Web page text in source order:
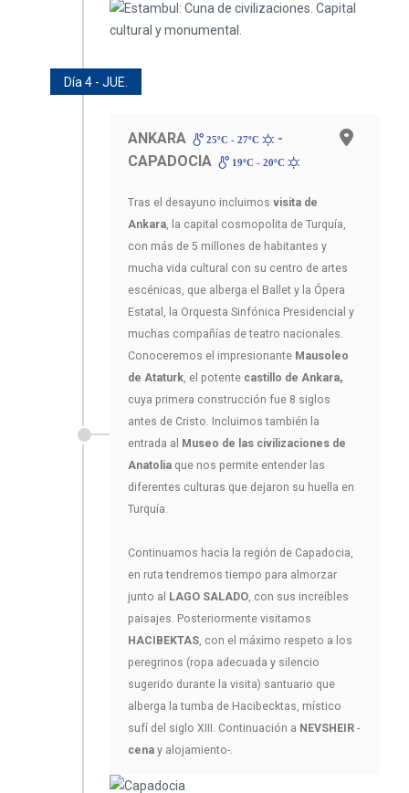
Día 4 - JUE.
ANKARA 25ºC - 27ºC
-
CAPADOCIA
19ºC - 20ºC
Tras el desayuno incluimos visita de
Ankara, la capital cosmopolita de Turquía,
con más de 5 millones de habitantes y
mucha vida cultural con su centro de artes
escénicas, que alberga el Ballet y la Ópera
Estatal, la Orquesta Sinfónica Presidencial y
muchas compañías de teatro nacionales.
Conoceremos el impresionante Mausoleo
de Ataturk, el potente castillo de Ankara,
cuya primera construcción fue 8 siglos
antes de Cristo. Incluimos también la
entrada al
Museo de las civilizaciones de
Anatolia que nos permite entender las
diferentes culturas que dejaron su huella en
Turquía.
Continuamos hacia la región de Capadocia,
en ruta tendremos tiempo para almorzar
junto al
LAGO SALADO, con sus increíbles
paisajes. Posteriormente visitamos
HACIBEKTAS, con el máximo respeto a los
peregrinos (ropa adecuada y silencio
sugerido durante la visita) santuario que
alberga la tumba de Hacibecktas, místico
sufí del siglo XIII. Continuación a NEVSHEIR -
cena y alojamiento-.